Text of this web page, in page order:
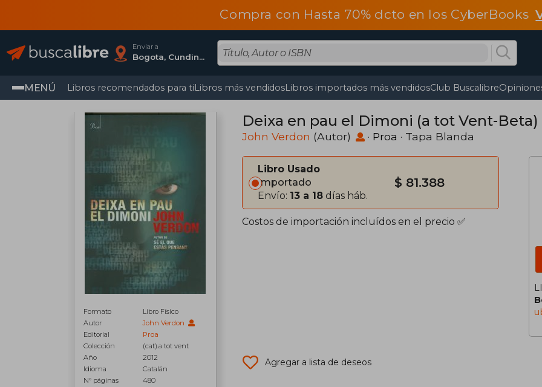
Compra con Hasta 70% dcto en los CyberBooks
Enviar a
Bogota, Cundinamarca
MENÚ Libros recomendados para tiLibros más vendidosLibros importados más vendidosClub Buscalibre
Formato
Libro Físico
Autor
John Verdon
Editorial
Proa
Colección
(cat).a tot vent
Año
2012
Idioma
Catalán
N° páginas
480
Deixa en pau el Dimoni (a tot Vent-Beta)
John Verdon (Autor) · Proa · Tapa Blanda
Libro Usado
Importado
Envío: 13 a 18 días háb.
$ 81.388
Costos de importación incluídos en el precio ✅
Agregar a lista de deseos